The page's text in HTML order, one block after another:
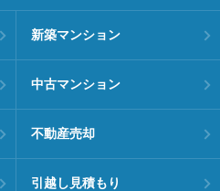
新築マンション
中古マンション
不動産売却
引越し見積もり